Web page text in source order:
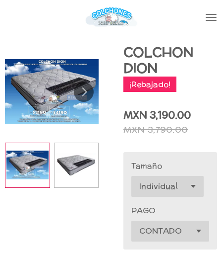
COLCHON
DION
¡Rebajado!
MXN 3,190.00
MXN 3,790.00
Tamaño
PAGO